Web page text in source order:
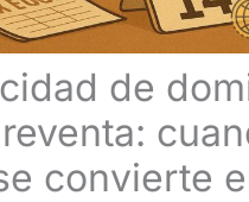
de
convierte